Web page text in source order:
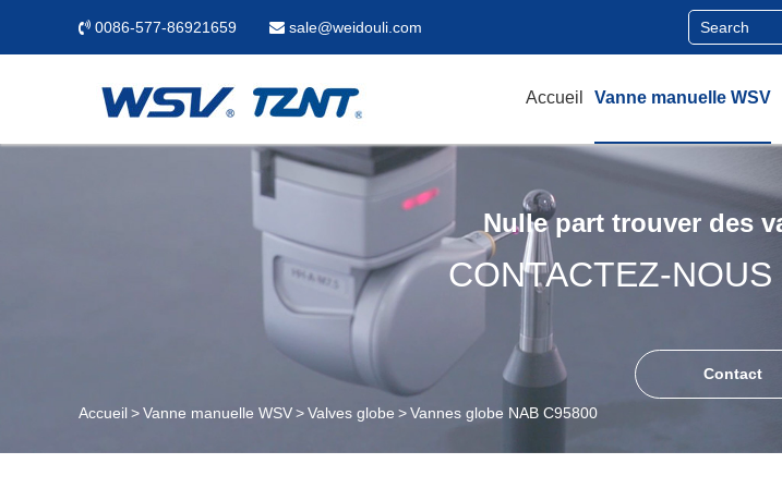
0086-577-86921659 sale@weidouli.com
Accueil Vanne manuelle WSV
Nulle part trouver des
CONTACTEZ-
Contact
Accueil Vanne manuelle WSV Valves globe Vannes globe NAB C95800